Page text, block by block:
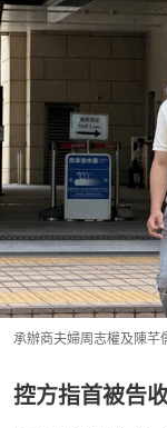
承辦商夫婦周志權及陳芊
控方指首被告